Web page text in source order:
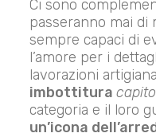
Ci sono
passeranno mai di
sempre capaci di
l’amore per i
lavorazioni
imbottitura
categoria e il loro
un’icona